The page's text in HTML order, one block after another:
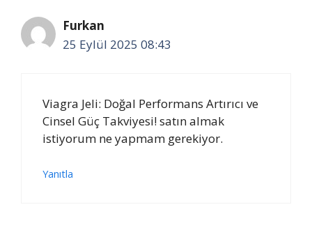
Furkan
25 Eylül 2025 08:43
Viagra Jeli: Doğal Performans Artırıcı ve
Cinsel Güç Takviyesi! satın almak
istiyorum ne yapmam gerekiyor.
Yanıtla